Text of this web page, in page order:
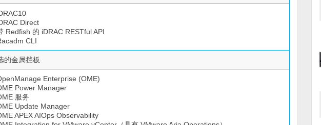
Direct
Redfish 的 iDRAC RESTful API
CLI
的金属挡板
Enterprise (OME)
Power Manager
服务
Update Manager
APEX AIOps Observability